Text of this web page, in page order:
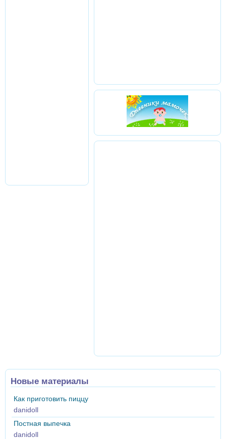
Новые материалы
Как приготовить пиццу
danidoll
Постная выпечка
danidoll